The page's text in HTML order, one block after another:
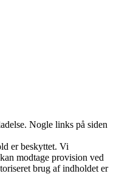
Nogle links på siden
er beskyttet. Vi
modtage provision ved
brug af indholdet er